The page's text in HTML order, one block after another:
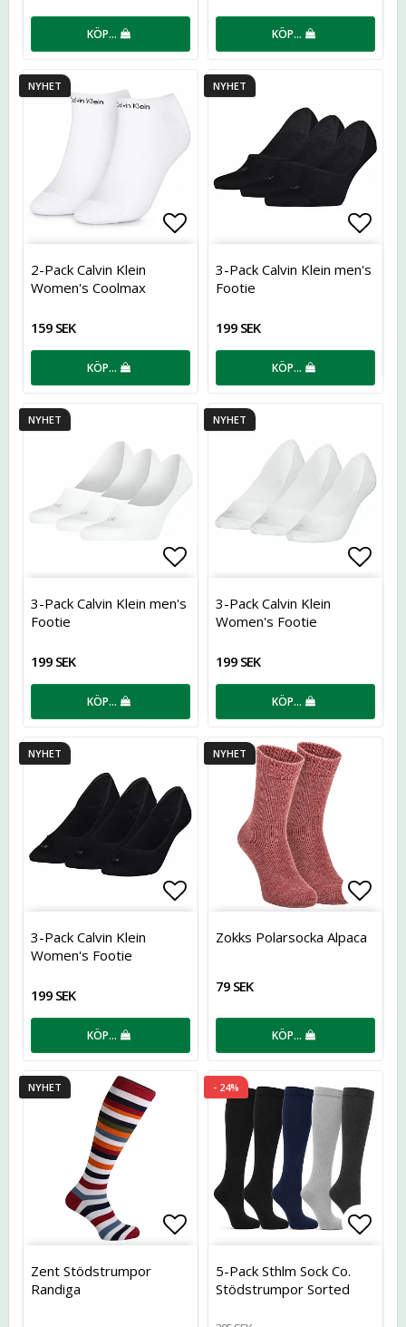
KÖP… KÖP…
NYHET
Lägg till i favoritlistan
2-Pack Calvin Klein
Women's Coolmax
159 SEK
KÖP…
NYHET
3-Pack Calvin Klein men's
Footie
199 SEK
KÖP…
NYHET
Lägg till i favoritlistan
3-Pack Calvin Klein men's
Footie
199 SEK
KÖP…
NYHET
3-Pack Calvin Klein
Women's Footie
199 SEK
KÖP…
NYHET
Lägg till i favoritlistan
3-Pack Calvin Klein
Women's Footie
199 SEK
KÖP…
NYHET
Zokks Polarsocka Alpaca
79 SEK
KÖP…
NYHET
Lägg till i favoritlistan
Zent Stödstrumpor
Randiga
- 24%
5-Pack Sthlm Sock Co.
Stödstrumpor Sorted